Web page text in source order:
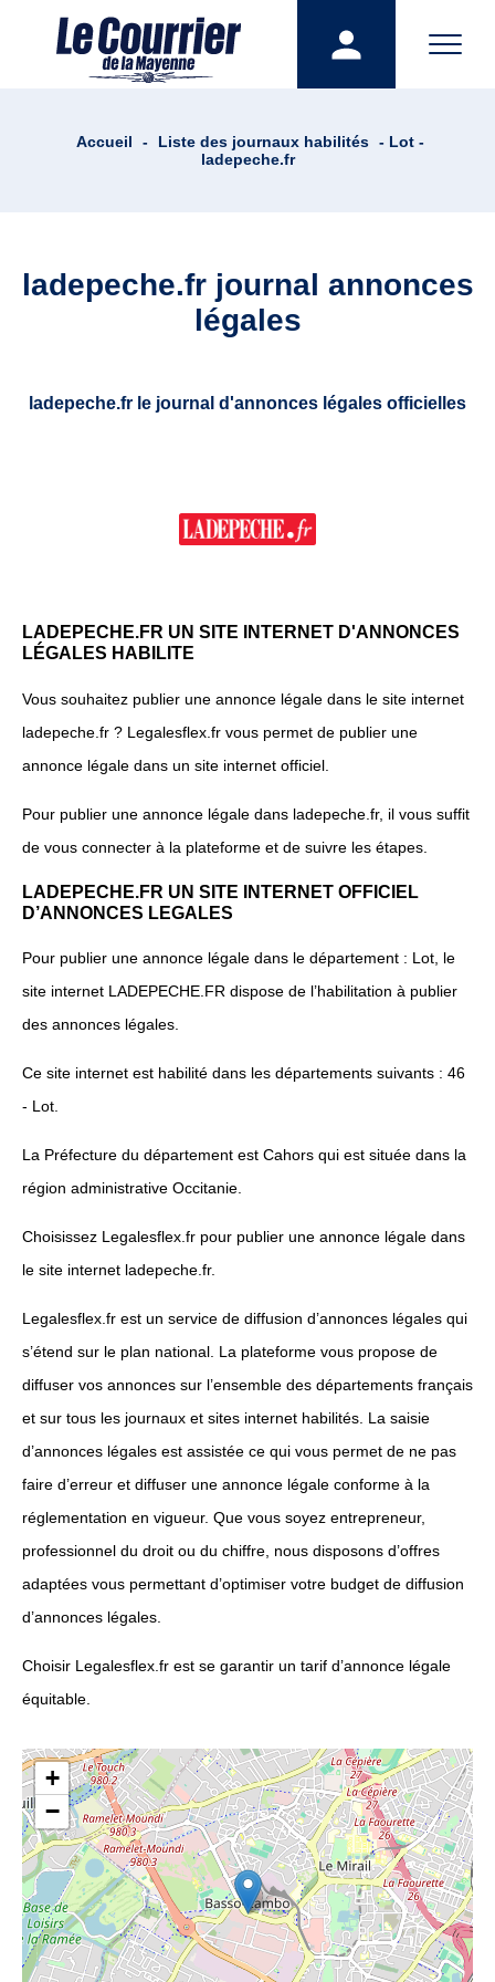
Accueil - Liste des journaux habilités - Lot -
ladepeche.fr
ladepeche.fr journal annonces
légales
ladepeche.fr le journal d'annonces légales officielles
LADEPECHE.FR UN SITE INTERNET D'ANNONCES
LÉGALES HABILITE
Vous souhaitez publier une annonce légale dans le site internet
ladepeche.fr ? Legalesflex.fr vous permet de publier une
annonce légale dans un site internet officiel.
Pour publier une annonce légale dans ladepeche.fr, il vous suffit
de vous connecter à la plateforme et de suivre les étapes.
LADEPECHE.FR UN SITE INTERNET OFFICIEL
D’ANNONCES LEGALES
Pour publier une annonce légale dans le département : Lot, le
site internet LADEPECHE.FR dispose de l’habilitation à publier
des annonces légales.
Ce site internet est habilité dans les départements suivants : 46
- Lot.
La Préfecture du département est Cahors qui est située dans la
région administrative Occitanie.
Choisissez Legalesflex.fr pour publier une annonce légale dans
le site internet ladepeche.fr.
Legalesflex.fr est un service de diffusion d’annonces légales qui
s’étend sur le plan national. La plateforme vous propose de
diffuser vos annonces sur l’ensemble des départements français
et sur tous les journaux et sites internet habilités. La saisie
d’annonces légales est assistée ce qui vous permet de ne pas
faire d’erreur et diffuser une annonce légale conforme à la
réglementation en vigueur. Que vous soyez entrepreneur,
professionnel du droit ou du chiffre, nous disposons d’offres
adaptées vous permettant d’optimiser votre budget de diffusion
d’annonces légales.
Choisir Legalesflex.fr est se garantir un tarif d’annonce légale
équitable.
+
−